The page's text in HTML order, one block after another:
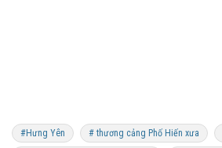
#Hưng Yên # thương cảng Phố Hiến xưa